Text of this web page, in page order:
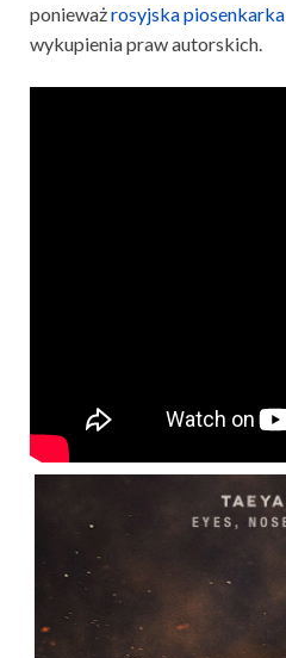
ponieważrosyjska piosenkarka
wykupienia praw autorskich.